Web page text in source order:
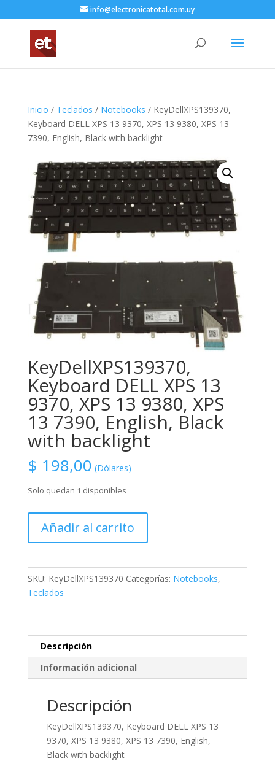
info@electronicatotal.com.uy
Inicio / Teclados / Notebooks / KeyDellXPS139370,
Keyboard DELL XPS 13 9370, XPS 13 9380, XPS 13
7390, English, Black with backlight
KeyDellXPS139370,
Keyboard DELL XPS 13
9370, XPS 13 9380, XPS
13 7390, English, Black
with backlight
$ 198,00 (Dólares)
Solo quedan 1 disponibles
Keyboard
DELL
13
9370,
XPS
13
7390,
backlight
cantidad
Añadir al carrito
SKU: KeyDellXPS139370 Categorías: Notebooks,
Teclados
Descripción
Información adicional
Descripción
KeyDellXPS139370, Keyboard DELL XPS 13
9370, XPS 13 9380, XPS 13 7390, English,
Black with backlight